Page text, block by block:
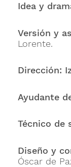
Idea y
Versión y
Lorente.
Dirección:
Ayudante
Técnico de
Diseño y
Óscar de